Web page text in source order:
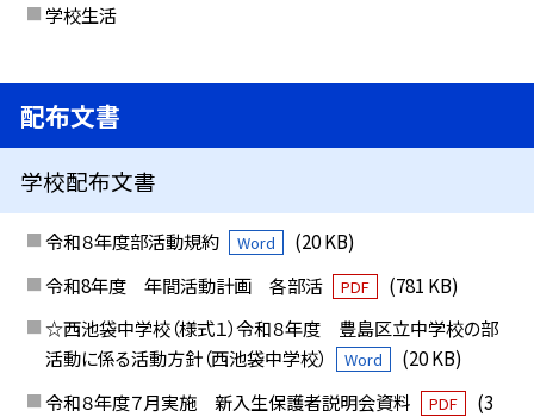
学校生活
配布文書
学校配布文書
令和８年度部活動規約 Word
(20 KB)
令和8年度 年間活動計画 各部活
PDF
(781 KB)
☆西池袋中学校（様式１）令和８年度 豊島区立中学校の部
活動に係る活動方針（西池袋中学校）
Word
(20 KB)
令和８年度７月実施 新入生保護者説明会資料
PDF
(3